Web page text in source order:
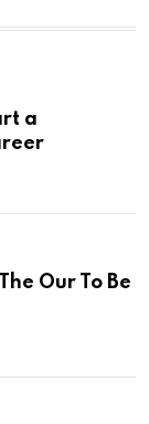
a
Our To Be